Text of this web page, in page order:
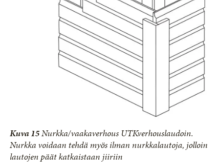
Kuva 15Nurkka/vaakaverhous UTKverhouslaudoin.
Nurkka voidaan tehdä myös ilman nurkkalautoja, jolloin
lautojen päät katkaistaan jiiriin